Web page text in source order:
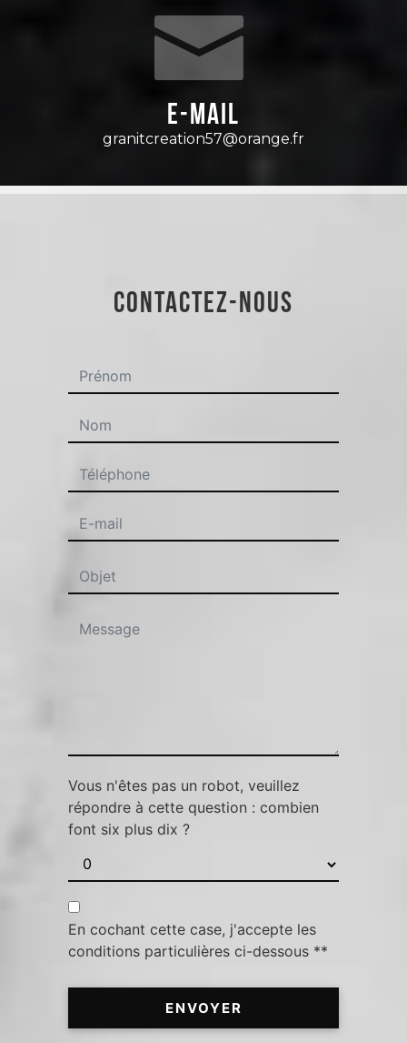
E-mail
granitcreation57@orange.fr
CONTACTEZ-NOUS
Vous n'êtes pas un robot, veuillez
répondre à cette question : combien
font six plus dix ?
En cochant cette case, j'accepte les
conditions particulières ci-dessous **
ENVOYER